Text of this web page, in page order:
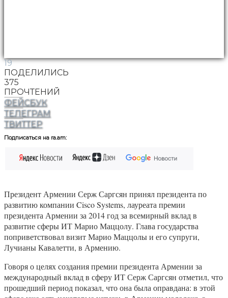
19
ПОДЕЛИЛИСЬ
375
ПРОЧТЕНИЙ
ФЕЙСБУК
ТЕЛЕГРАМ
ТВИТТЕР
Подписаться на ra.am:
Президент Армении Серж Саргсян принял президента по
развитию компании Cisco Systems, лауреата премии
президента Армении за 2014 год за всемирный вклад в
развитие сферы ИТ Марио Маццолу. Глава государства
поприветствовал визит Марио Маццолы и его супруги,
Лучианы Кавалетти, в Армению.
Говоря о целях создания премии президента Армении за
международный вклад в сферу ИТ Серж Саргсян отметил, что
прошедший период показал, что она была оправдана: в этой